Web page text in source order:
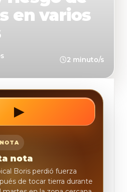
en varios
2 minuto/s
▶REPRODUCIR
nota
Boris perdió fuerza
de tocar tierra durante